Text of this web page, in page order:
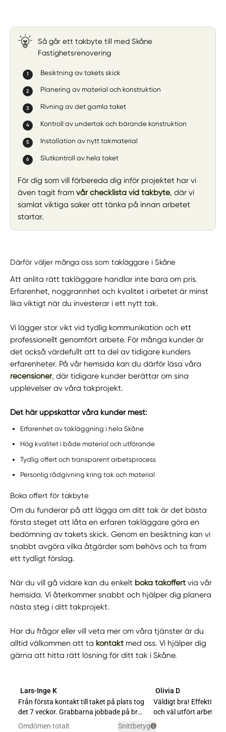
Så går ett takbyte till med Skåne
Fastighetsrenovering
Besiktning av takets skick
Planering av material och konstruktion
Rivning av det gamla taket
Kontroll av undertak och bärande konstruktion
Installation av nytt takmaterial
Slutkontroll av hela taket
För dig som vill förbereda dig inför projektet har vi
även tagit fram vår checklista vid takbyte, där vi
samlat viktiga saker att tänka på innan arbetet
startar.
Därför väljer många oss som takläggare i Skåne
Att anlita rätt takläggare handlar inte bara om pris.
Erfarenhet, noggrannhet och kvalitet i arbetet är minst
lika viktigt när du investerar i ett nytt tak.
Vi lägger stor vikt vid tydlig kommunikation och ett
professionellt genomfört arbete. För många kunder är
det också värdefullt att ta del av tidigare kunders
erfarenheter. På vår hemsida kan du därför läsa våra
recensioner, där tidigare kunder berättar om sina
upplevelser av våra takprojekt.
Det här uppskattar våra kunder mest:
Erfarenhet av takläggning i hela Skåne
Hög kvalitet i både material och utförande
Tydlig offert och transparent arbetsprocess
Personlig rådgivning kring tak och material
Boka offert för takbyte
Om du funderar på att lägga om ditt tak är det bästa
första steget att låta en erfaren takläggare göra en
bedömning av takets skick. Genom en besiktning kan vi
snabbt avgöra vilka åtgärder som behövs och ta fram
ett tydligt förslag.
När du vill gå vidare kan du enkelt boka takoffert via vår
hemsida. Vi återkommer snabbt och hjälper dig planera
nästa steg i ditt takprojekt.
Har du frågor eller vill veta mer om våra tjänster är du
alltid välkommen att ta kontakt med oss. Vi hjälper dig
gärna att hitta rätt lösning för ditt tak i Skåne.